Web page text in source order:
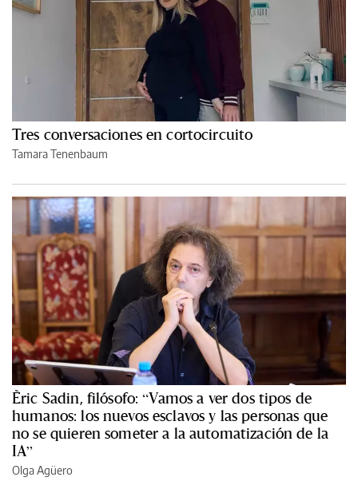
Tres conversaciones en cortocircuito
Tamara Tenenbaum
Èric Sadin, filósofo: “Vamos a ver dos tipos de
humanos: los nuevos esclavos y las personas que
no se quieren someter a la automatización de la
IA”
Olga Agüero